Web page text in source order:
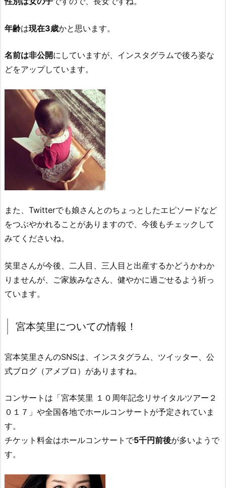
年齢は現在3歳かと思います。
名前は非公開にしていますが、インスタグラムで後ろ姿な
どをアップしています。
また、Twitterでも娘さんとのちょっとしたエピソードなど
をつぶやかれることがありますので、今後もチェックして
みてくださいね。
笑里さんが今後、二人目、三人目と出産するかどうかわか
りませんが、ご家族みなさん、健やかに過ごせるよう祈っ
ています。
宮本笑里についての情報！
宮本笑里さんのSNSは、インスタグラム、ツイッター、公
式ブログ（アメブロ）がありますね。
コンサートは
宮本笑里 １０周年記念リサイタルツアー２
０１７
や全国各地でホールコンサートが予定されていま
す。
チケット料金はホールコンサートで5千円前後が多いようで
す。